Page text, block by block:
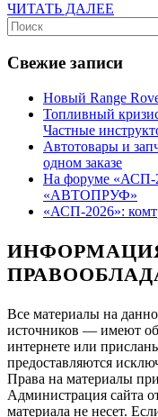
в
ЧИТАТЬ ДАЛЕЕ
Найти:
Свежие записи
Новый Range
Топливный
Частные
Автотовары и
одном заказе
На форуме «АСП-
«АВТОПРУФ»
«АСП-2026»:
Все материалы на
источников — имеют
интернете или
предоставляются
Права на материалы
Администрация сайта
материала не несет.